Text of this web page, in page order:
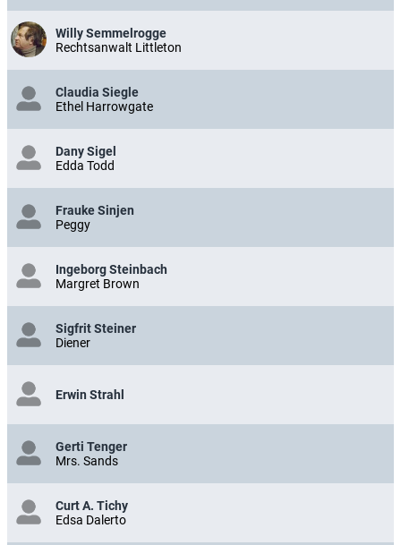
Willy Semmelrogge
Rechtsanwalt Littleton
Claudia Siegle
Ethel Harrowgate
Dany Sigel
Edda Todd
Frauke Sinjen
Peggy
Ingeborg Steinbach
Margret Brown
Sigfrit Steiner
Diener
Erwin Strahl
Gerti Tenger
Mrs. Sands
Curt A. Tichy
Edsa Dalerto